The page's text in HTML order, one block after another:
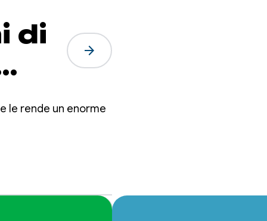
di
arrow_forward
le rende un enorme